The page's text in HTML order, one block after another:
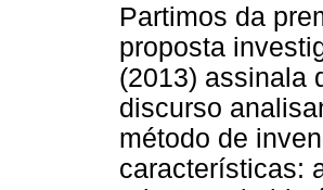
Partimos da
proposta
(2013) assinala
discurso
método de
características: